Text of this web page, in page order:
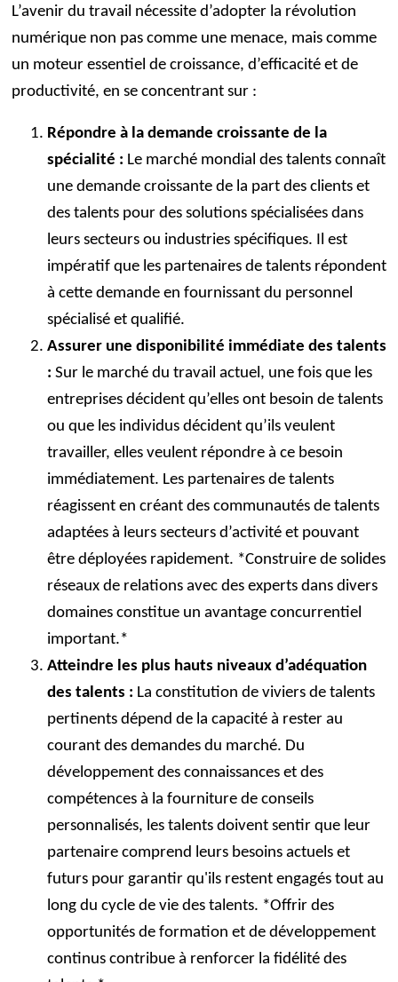
L’avenir du travail nécessite d’adopter la révolution
numérique non pas comme une menace, mais comme
un moteur essentiel de croissance, d’efficacité et de
productivité, en se concentrant sur :
Répondre à la demande croissante de la
spécialité : Le marché mondial des talents connaît
une demande croissante de la part des clients et
des talents pour des solutions spécialisées dans
leurs secteurs ou industries spécifiques. Il est
impératif que les partenaires de talents répondent
à cette demande en fournissant du personnel
spécialisé et qualifié.
Assurer une disponibilité immédiate des talents
: Sur le marché du travail actuel, une fois que les
entreprises décident qu’elles ont besoin de talents
ou que les individus décident qu’ils veulent
travailler, elles veulent répondre à ce besoin
immédiatement. Les partenaires de talents
réagissent en créant des communautés de talents
adaptées à leurs secteurs d’activité et pouvant
être déployées rapidement. *Construire de solides
réseaux de relations avec des experts dans divers
domaines constitue un avantage concurrentiel
important.*
Atteindre les plus hauts niveaux d’adéquation
des talents : La constitution de viviers de talents
pertinents dépend de la capacité à rester au
courant des demandes du marché. Du
développement des connaissances et des
compétences à la fourniture de conseils
personnalisés, les talents doivent sentir que leur
partenaire comprend leurs besoins actuels et
futurs pour garantir qu'ils restent engagés tout au
long du cycle de vie des talents. *Offrir des
opportunités de formation et de développement
continus contribue à renforcer la fidélité des